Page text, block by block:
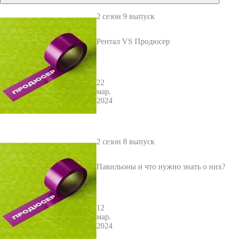
2 сезон 9 выпуск
Рентал VS Продюсер
22
мар.
2024
2 сезон 8 выпуск
Павильоны и что нужно знать о них?
12
мар.
2024